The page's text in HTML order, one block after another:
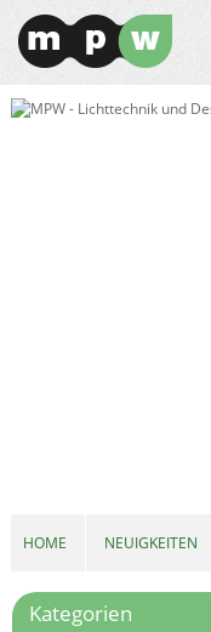
Kategorien
HOME NEUIGKEITEN